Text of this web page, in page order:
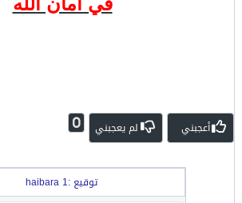
أعجبني لم يعجبني 0
توقيع :haibara 1